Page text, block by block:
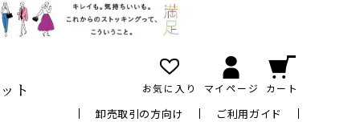
ト お気に入り マイページ カート
卸売取引の方向け ご利用ガイド